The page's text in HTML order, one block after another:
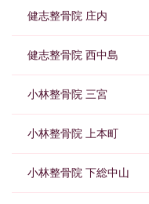
健志整骨院 庄内
健志整骨院 西中島
小林整骨院 三宮
小林整骨院 上本町
小林整骨院 下総中山